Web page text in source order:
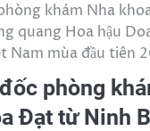
khám Nha
quang Hoa hậu
Nam mùa đầu tiên
phòng
Đạt từ Ninh